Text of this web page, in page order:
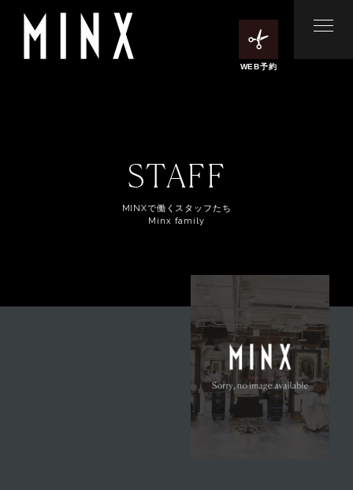
WEB予約
STAFF
MINXで働くスタッフたち
Minx family